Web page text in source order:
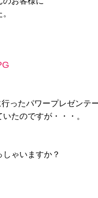
ったパワープレゼンテ
たのですが・・・。
ゃいますか？